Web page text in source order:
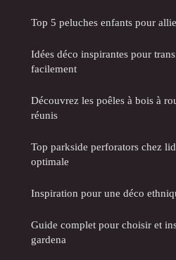
Top 5 peluches enfants pour
Idées déco inspirantes pour
facilement
Découvrez les poêles à bois à
réunis
Top parkside perforators chez
optimale
Inspiration pour une déco
Guide complet pour choisir et
gardena